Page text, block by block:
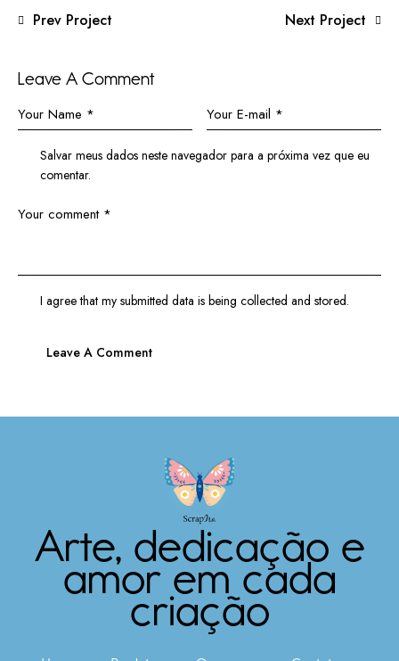
Prev Project Next Project
Leave A Comment
Salvar meus dados neste navegador para a próxima vez que eu
comentar.
I agree that my submitted data is beingcollected and stored.
Arte, dedicação e
amor em cada
criação